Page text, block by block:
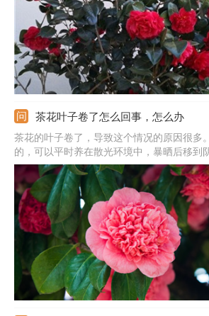
茶花叶子卷了怎么回事，怎么办
茶花的叶子卷了，导致这个情况的原因很多
的，可以平时养在散光环境中，暴晒后移到
不足导致的，可根据盆土情况浇水，生长期
养分不足导致的，可每半个月施次稀薄的液
导致的，需将发病的叶子摘除掉，喷施药物